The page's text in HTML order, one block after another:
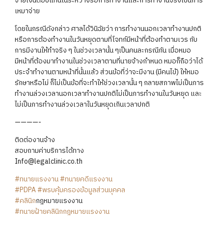
เหมาจ่าย
โดยในกรณีดังกล่าว ศาลได้วินิฉัยว่า การทำงานนอกเวลาทำงานปกติ
หรือการต้องทำงานในวันหยุดตามที่โจทก์มีหน้าที่ต้องทำตามเวร กับ
การมีงานให้ทำจริง ๆ ในช่วงเวลานั้น ๆเป็นคนละกรณีกัน เมื่อหมอ
มีหน้าที่ต้องมาทำงานในช่วงเวลาตามที่นายจ้างกำหนด หมอก็ถือว่าได้
ประจำทำงานตามหน้าที่นั้นแล้ว ส่วนข้อที่ว่าจะมีงาน (มีคนไข้) ให้หมอ
รักษาหรือไม่ ก็ไม่เป็นข้อที่จะทำให้ช่วงเวลานั้น ๆ กลายสภาพไม่เป็นการ
ทำงานล่วงเวลานอกเวลาทำงานปกติไม่เป็นการทำงานในวันหยุด และ
ไม่เป็นการทำงานล่วงเวลาในวันหยุดเกินเวลาปกติ
————-
ติดต่องานจ้าง
สอบถามค่าบริการได้ทาง
Info@legalclinic.co.th
#ทนายแรงงาน#ทนายคดีแรงงาน
#PDPA#พรบคุ้มครองข้อมูลส่วนบุคคล
#คลินิก​กฎหมาย​แรงงาน
#ทนายฝ้ายคลินิกกฎหมายแรงงาน